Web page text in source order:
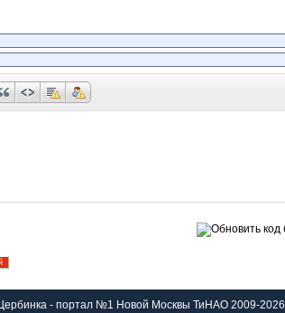
- портал №1 Новой Москвы ТиНАО 2009-2026